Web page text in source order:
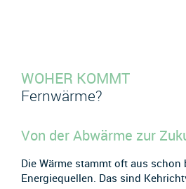
WOHER KOMMT
Fernwärme?
Von der Abwärme zur
Die Wärme stammt oft aus schon
Energiequellen. Das sind